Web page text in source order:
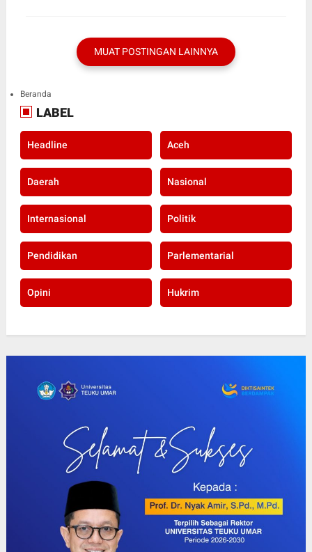
MUAT POSTINGAN LAINNYA
Beranda
LABEL
Headline Aceh
Daerah Nasional
Internasional Politik
Pendidikan Parlementarial
Opini Hukrim